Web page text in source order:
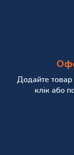
Додайте товар
клік або